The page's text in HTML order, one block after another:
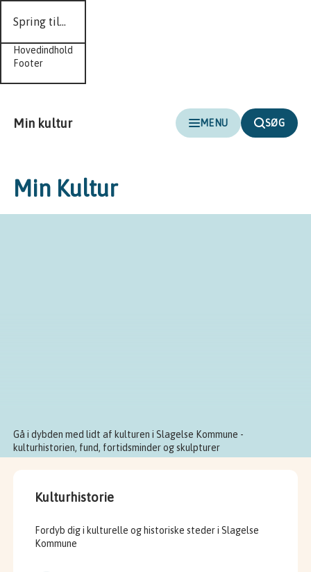
Spring til...
Hovedindhold
Footer
Min kultur MENU SØG
Min Kultur
Gå i dybden med lidt af kulturen i Slagelse Kommune -
kulturhistorien, fund, fortidsminder og skulpturer
Kulturhistorie
Fordyb dig i kulturelle og historiske steder i Slagelse
Kommune